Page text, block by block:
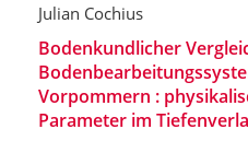
Julian Cochius
Bodenkundlicher
Vorpommern :
Parameter im